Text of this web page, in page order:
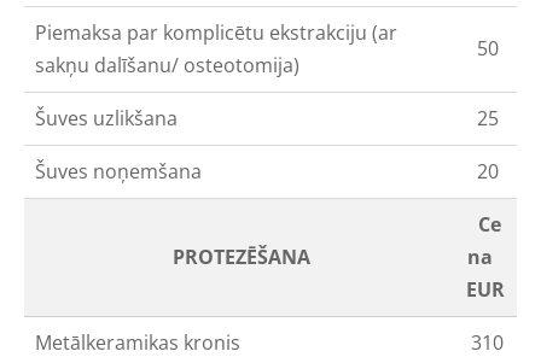
Piemaksa par komplicētu ekstrakciju (ar
sakņu dalīšanu/ osteotomija)
50
Šuves uzlikšana
25
Šuves noņemšana
20
PROTEZĒŠANA
Ce
na
EUR
Metālkeramikas kronis
310